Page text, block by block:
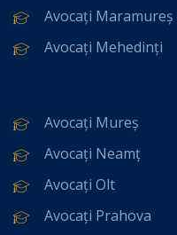
Avocați Maramureș
Avocați Mehedinți
Avocați Mureș
Avocați Neamț
Avocați Olt
Avocați Prahova